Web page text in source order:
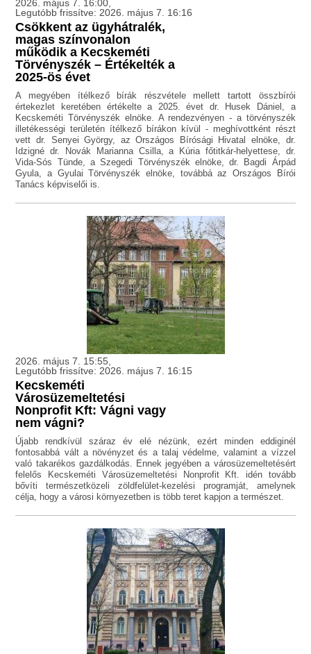
2026. május 7. 16:00,
Legutóbb frissítve: 2026. május 7. 16:16
Csökkent az ügyhátralék,
magas színvonalon
működik a Kecskeméti
Törvényszék – Értékelték a
2025-ös évet
A megyében ítélkező bírák részvétele mellett tartott összbírói
értekezlet keretében értékelte a 2025. évet dr. Husek Dániel, a
Kecskeméti Törvényszék elnöke. A rendezvényen - a törvényszék
illetékességi területén ítélkező bírákon kívül - meghívottként részt
vett dr. Senyei György, az Országos Bírósági Hivatal elnöke, dr.
Idzigné dr. Novák Marianna Csilla, a Kúria főtitkár-helyettese, dr.
Vida-Sós Tünde, a Szegedi Törvényszék elnöke, dr. Bagdi Árpád
Gyula, a Gyulai Törvényszék elnöke, továbbá az Országos Bírói
Tanács képviselői is.
2026. május 7. 15:55,
Legutóbb frissítve: 2026. május 7. 16:15
Kecskeméti
Városüzemeltetési
Nonprofit Kft: Vágni vagy
nem vágni?
Újabb rendkívül száraz év elé nézünk, ezért minden eddiginél
fontosabbá vált a növényzet és a talaj védelme, valamint a vízzel
való takarékos gazdálkodás. Ennek jegyében a városüzemeltetésért
felelős Kecskeméti Városüzemeltetési Nonprofit Kft. idén tovább
bővíti természetközeli zöldfelület-kezelési programját, amelynek
célja, hogy a városi környezetben is több teret kapjon a természet.